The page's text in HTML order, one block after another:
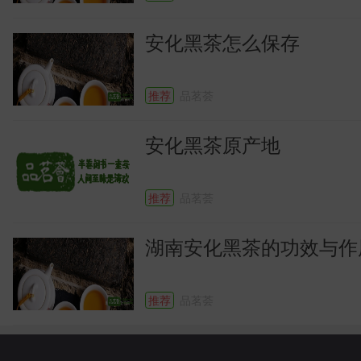
安化黑茶怎么保存
推荐
安化黑茶原产地
推荐
湖南安化黑茶的功效与作
推荐